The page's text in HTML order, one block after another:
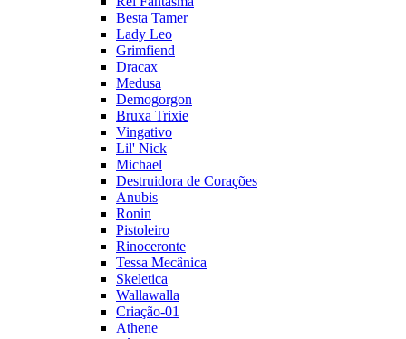
Besta Tamer
Lady Leo
Grimfiend
Dracax
Medusa
Demogorgon
Bruxa Trixie
Vingativo
Lil' Nick
Michael
Destruidora de Corações
Anubis
Ronin
Pistoleiro
Rinoceronte
Tessa Mecânica
Skeletica
Wallawalla
Criação-01
Athene